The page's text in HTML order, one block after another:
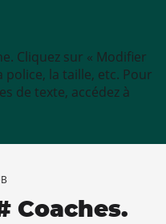
Cliquez sur « Modifier
la taille, etc. Pour
de texte, accédez à
Coaches.